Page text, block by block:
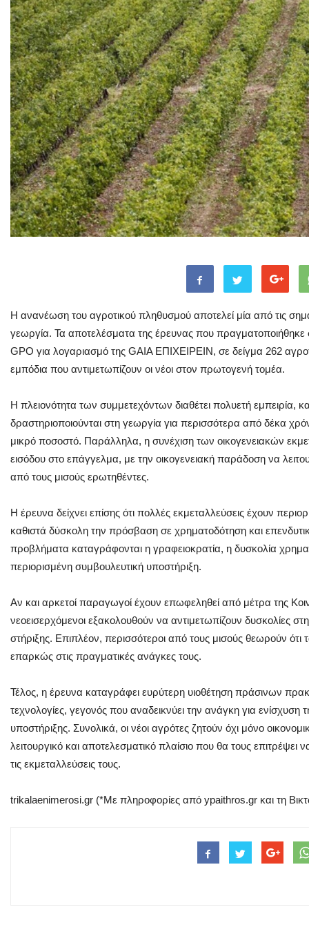
Η ανανέωση του αγροτικού πληθυσμού αποτελεί μία από τις
γεωργία. Τα αποτελέσματα της έρευνας που πραγματοποιήθηκε
GPO για λογαριασμό της GAIA ΕΠΙΧΕΙΡΕΙΝ, σε δείγμα 262
εμπόδια που αντιμετωπίζουν οι νέοι στον πρωτογενή τομέα.
Η πλειονότητα των συμμετεχόντων διαθέτει πολυετή εμπειρία,
δραστηριοποιούνται στη γεωργία για περισσότερα από δέκα
μικρό ποσοστό. Παράλληλα, η συνέχιση των οικογενειακών
εισόδου στο επάγγελμα, με την οικογενειακή παράδοση να
από τους μισούς ερωτηθέντες.
Η έρευνα δείχνει επίσης ότι πολλές εκμεταλλεύσεις έχουν
καθιστά δύσκολη την πρόσβαση σε χρηματοδότηση και
προβλήματα καταγράφονται η γραφειοκρατία, η δυσκολία
περιορισμένη συμβουλευτική υποστήριξη.
Αν και αρκετοί παραγωγοί έχουν επωφεληθεί από μέτρα της
νεοεισερχόμενοι εξακολουθούν να αντιμετωπίζουν δυσκολίες
στήριξης. Επιπλέον, περισσότεροι από τους μισούς θεωρούν
επαρκώς στις πραγματικές ανάγκες τους.
Τέλος, η έρευνα καταγράφει ευρύτερη υιοθέτηση πράσινων
τεχνολογίες, γεγονός που αναδεικνύει την ανάγκη για ενίσχυση
υποστήριξης. Συνολικά, οι νέοι αγρότες ζητούν όχι μόνο
λειτουργικό και αποτελεσματικό πλαίσιο που θα τους
τις εκμεταλλεύσεις τους.
trikalaenimerosi.gr (*Με πληροφορίες από ypaithros.gr και τη